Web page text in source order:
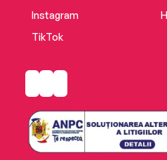
Instagram
TikTok